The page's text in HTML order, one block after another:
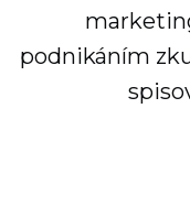
podnikáním